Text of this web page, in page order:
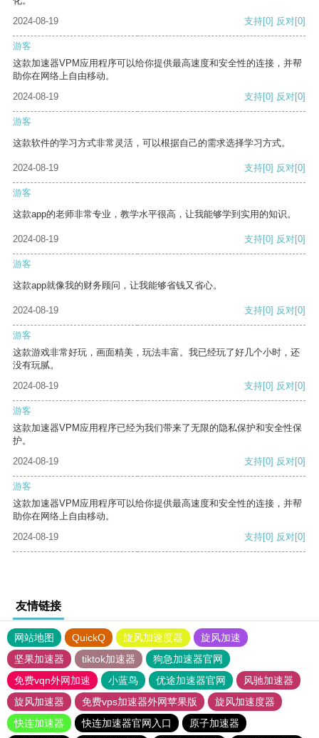
2024-08-19
支持[0] 反对[0]
游客
这款加速器VPM应用程序可以给你提供最高速度和安全性的连接，并帮
助你在网络上自由移动。
2024-08-19
支持[0] 反对[0]
游客
这款软件的学习方式非常灵活，可以根据自己的需求选择学习方式。
2024-08-19 支持[0] 反对[0]
游客
这款app的老师非常专业，教学水平很高，让我能够学到实用的知识。
2024-08-19 支持[0] 反对[0]
游客
这款app就像我的财务顾问，让我能够省钱又省心。
2024-08-19 支持[0] 反对[0]
游客
这款游戏非常好玩，画面精美，玩法丰富。我已经玩了好几个小时，还
没有玩腻。
2024-08-19
支持[0] 反对[0]
游客
这款加速器VPM应用程序已经为我们带来了无限的隐私保护和安全性保
护。
2024-08-19
支持[0] 反对[0]
游客
这款加速器VPM应用程序可以给你提供最高速度和安全性的连接，并帮
助你在网络上自由移动。
2024-08-19
支持[0] 反对[0]
友情链接
网站地图 QuickQ 旋风加速度器
旋风加速
坚果加速器
tiktok加速器
狗急加速器官网
免费vqn外网加速
小蓝鸟 优途加速器官网
风驰加速器
旋风加速器
免费vps加速器外网苹果版
旋风加速度器
快连加速器
快连加速器官网入口
原子加速器